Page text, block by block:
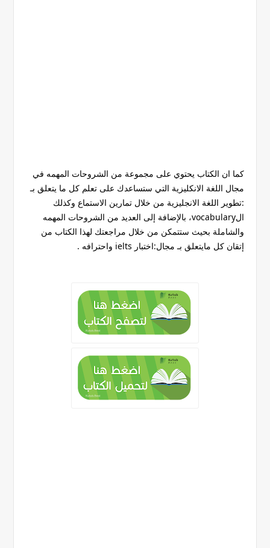
كما ان الكتاب يحتوي على مجموعة من الشروحات المهمه في
مجال اللغة الانكليزية التي ستساعدك على تعلم كل ما يتعلق بـ
:تطوير اللغة الانجليزية من خلال تمارين الاستماع وكذلك
الvocabulary، بالإضافة إلى العديد من الشروحات المهمه
والشاملة بحيث ستتمكن من خلال مراجعتك لهذا الكتاب من
إتقان كل مايتعلق بـ مجال:اختبار ielts واحترافه .